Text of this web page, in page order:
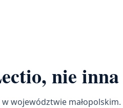
nie
województwie